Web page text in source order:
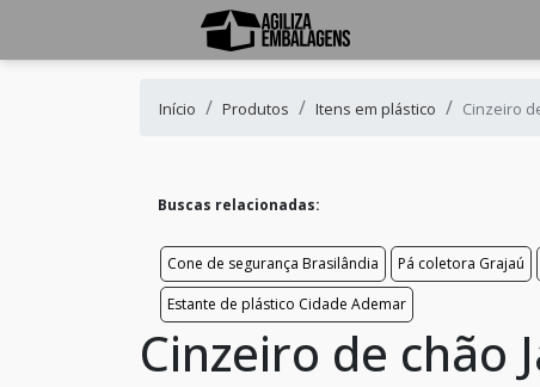
Início Produtos Itens em plástico Cinzeiro
Buscas relacionadas:
Cone de segurança Brasilândia Pá coletora Grajaú
Estante de plástico Cidade Ademar
Cinzeiro de chão